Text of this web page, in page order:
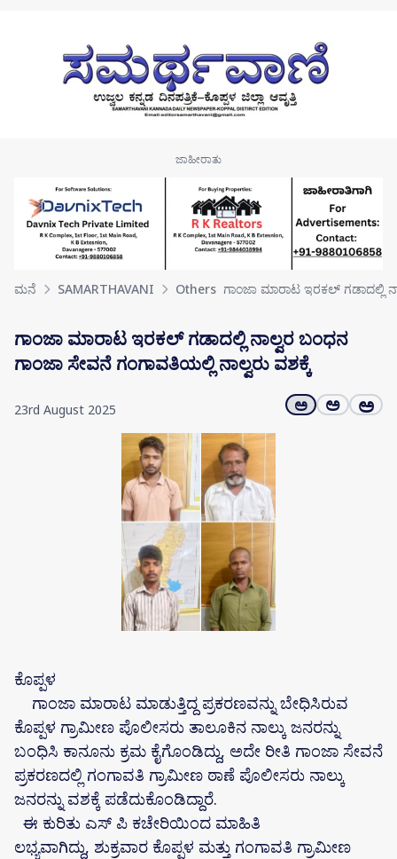
ಮನೆ SAMARTHAVANI Others ಗಾಂಜಾ ಮಾರಾಟ ಇರಕಲ್ ಗಡಾದಲ್ಲಿ
ಗಾಂಜಾ ಮಾರಾಟ ಇರಕಲ್ ಗಡಾದಲ್ಲಿ ನಾಲ್ವರ ಬಂಧನ
ಗಾಂಜಾ ಸೇವನೆ ಗಂಗಾವತಿಯಲ್ಲಿ ನಾಲ್ವರು ವಶಕ್ಕೆ
23rd August 2025 ಅ ಅ ಅ
ಕೊಪ್ಪಳ
ಗಾಂಜಾ ಮಾರಾಟ ಮಾಡುತ್ತಿದ್ದ ಪ್ರಕರಣವನ್ನು ಬೇಧಿಸಿರುವ
ಕೊಪ್ಪಳ ಗ್ರಾಮೀಣ ಪೊಲೀಸರು ತಾಲೂಕಿನ ನಾಲ್ಕು ಜನರನ್ನು
ಬಂಧಿಸಿ ಕಾನೂನು ಕ್ರಮ ಕೈಗೊಂಡಿದ್ದು, ಅದೇ ರೀತಿ ಗಾಂಜಾ ಸೇವನೆ
ಪ್ರಕರಣದಲ್ಲಿ ಗಂಗಾವತಿ ಗ್ರಾಮೀಣ ಠಾಣೆ ಪೊಲೀಸರು ನಾಲ್ಕು
ಜನರನ್ನು ವಶಕ್ಕೆ ಪಡೆದುಕೊಂಡಿದ್ದಾರೆ.
ಈ ಕುರಿತು ಎಸ್ ಪಿ ಕಚೇರಿಯಿಂದ ಮಾಹಿತಿ
ಲಭ್ಯವಾಗಿದ್ದು, ಶುಕ್ರವಾರ ಕೊಪ್ಪಳ ಮತ್ತು ಗಂಗಾವತಿ ಗ್ರಾಮೀಣ